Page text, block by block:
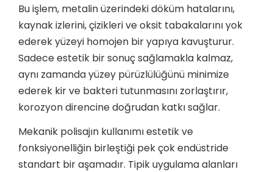
Bu işlem, metalin üzerindeki döküm hatalarını,
kaynak izlerini, çizikleri ve oksit tabakalarını yok
ederek yüzeyi homojen bir yapıya kavuşturur.
Sadece estetik bir sonuç sağlamakla kalmaz,
aynı zamanda yüzey pürüzlülüğünü minimize
ederek kir ve bakteri tutunmasını zorlaştırır,
korozyon direncine doğrudan katkı sağlar.
Mekanik polisajın kullanımı estetik ve
fonksiyonelliğin birleştiği pek çok endüstride
standart bir aşamadır. Tipik uygulama alanları